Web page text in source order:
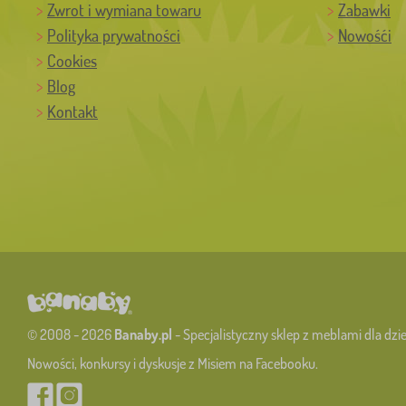
Zwrot i wymiana towaru
Polityka prywatności
Cookies
Blog
Kontakt
Zabawki
Nowośći
© 2008 - 2026 Banaby.pl - Specjalistyczny sklep z meblami dla
Nowości, konkursy i dyskusje z Misiem na Facebooku.